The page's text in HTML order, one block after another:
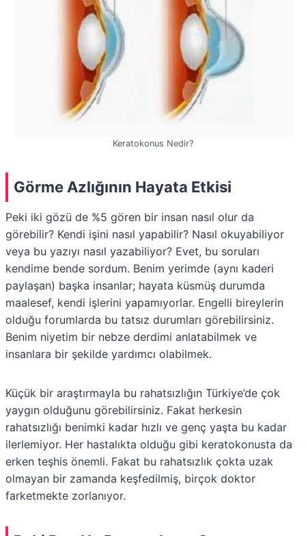
Keratokonus Nedir?
Görme Azlığının Hayata Etkisi
Peki iki gözü de %5 gören bir insan nasıl olur da
görebilir? Kendi işini nasıl yapabilir? Nasıl okuyabiliyor
veya bu yazıyı nasıl yazabiliyor? Evet, bu soruları
kendime bende sordum. Benim yerimde (aynı kaderi
paylaşan) başka insanlar; hayata küsmüş durumda
maalesef, kendi işlerini yapamıyorlar. Engelli bireylerin
olduğu forumlarda bu tatsız durumları görebilirsiniz.
Benim niyetim bir nebze derdimi anlatabilmek ve
insanlara bir şekilde yardımcı olabilmek.
Küçük bir araştırmayla bu rahatsızlığın Türkiye’de çok
yaygın olduğunu görebilirsiniz. Fakat herkesin
rahatsızlığı benimki kadar hızlı ve genç yaşta bu kadar
ilerlemiyor. Her hastalıkta olduğu gibi keratokonusta da
erken teşhis önemli. Fakat bu rahatsızlık çokta uzak
olmayan bir zamanda keşfedilmiş, birçok doktor
farketmekte zorlanıyor.